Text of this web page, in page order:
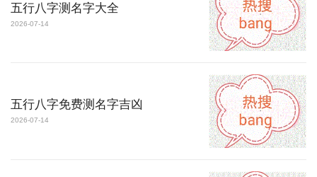
五行八字测名字大全
2026-07-14
五行八字免费测名字吉凶
2026-07-14